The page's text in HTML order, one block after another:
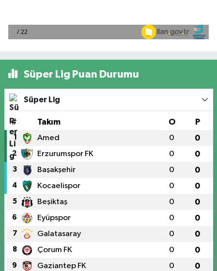
Süper Lig Puan Durumu
Süper Lig
# Takım O P
1 Amed 0 0
2 Erzurumspor FK 0 0
3 Başakşehir 0 0
4 Kocaelispor 0 0
5 Beşiktaş 0 0
6 Eyüpspor 0 0
7 Galatasaray 0 0
8 Çorum FK 0 0
9 Gaziantep FK 0 0